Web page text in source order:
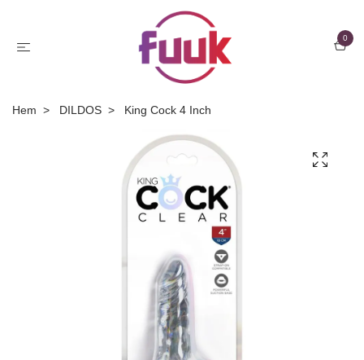
0
Hem DILDOS King Cock 4 Inch